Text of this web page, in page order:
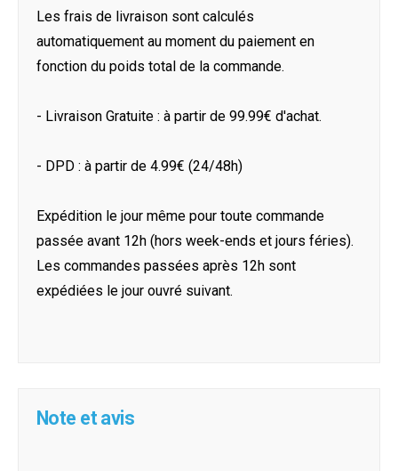
Les frais de livraison sont calculés
automatiquement au moment du paiement en
fonction du poids total de la commande.
- Livraison Gratuite : à partir de 99.99€ d'achat.
- DPD : à partir de 4.99€ (24/48h)
Expédition le jour même pour toute commande
passée avant 12h (hors week-ends et jours féries).
Les commandes passées après 12h sont
expédiées le jour ouvré suivant.
Note et avis